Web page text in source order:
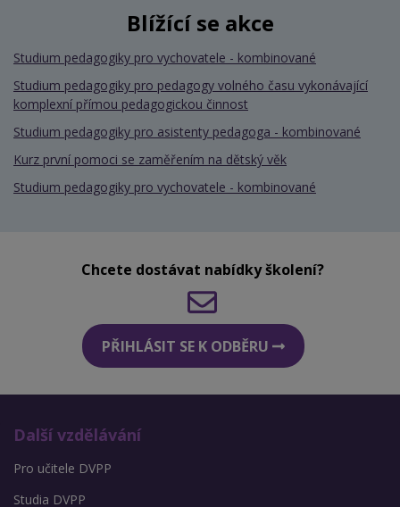
Blížící se akce
Studium pedagogiky pro vychovatele - kombinované
Studium pedagogiky pro pedagogy volného času vykonávající
komplexní přímou pedagogickou činnost
Studium pedagogiky pro asistenty pedagoga - kombinované
Kurz první pomoci se zaměřením na dětský věk
Studium pedagogiky pro vychovatele - kombinované
Chcete dostávat nabídky školení?
PŘIHLÁSIT SE K ODBĚRU
Další vzdělávání
Pro učitele DVPP
Studia DVPP